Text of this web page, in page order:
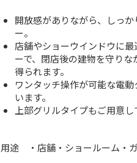
開放感がありながら、しっ
ー。
店舗やショーウインドウに
ーで、閉店後の建物を守り
得られます。
ワンタッチ操作が可能な電
います。
上部グリルタイプもご用意し
用途 ・店舗・ショールーム・